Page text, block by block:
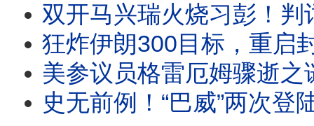
双开马兴瑞火烧习彭！判词最离奇看点居然是这？王沪宁史无前例访朝，事关
狂炸伊朗300目标，重启封锁，川普通知国会开战！俄国沙特卷入，中东大乱将至
美参议员格雷厄姆骤逝之谜：一场疾病 还是跨国暗杀
史无前例！“巴威”两次登陆重创浙江，温州惊现瀑布倒流！广西超市早高峰被洪水